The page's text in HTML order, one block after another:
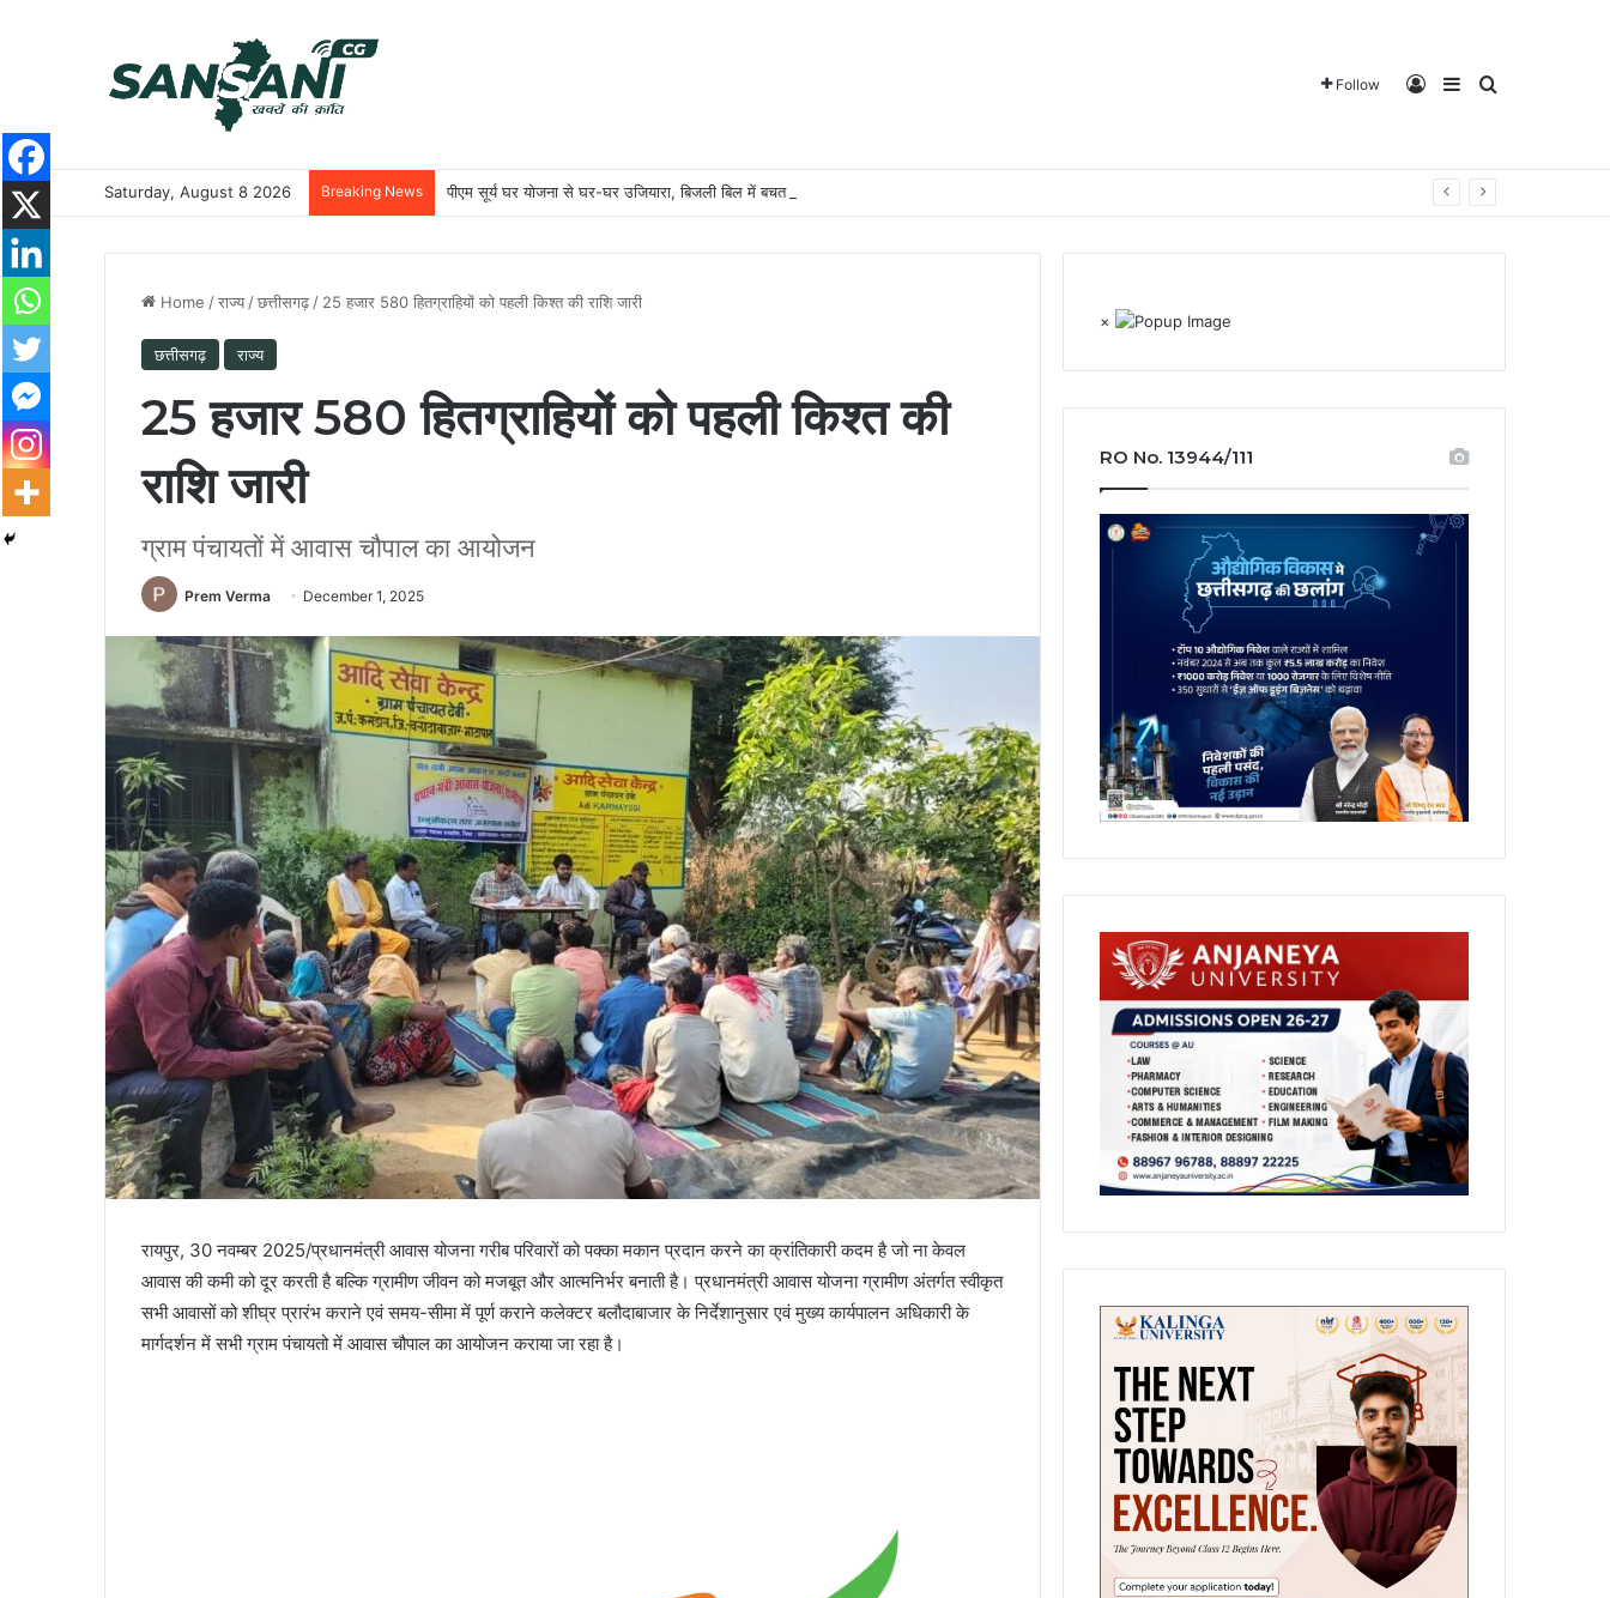
Follow Log InSidebarSearch for
Saturday, August 8 2026 Breaking News पीएम सूर्य घर योजना से घर-घर उजियारा, बिजली बिल में बचत से परिवारों को मिल रहा आर्थिक संबल
Home /राज्य /छत्तीसगढ़ / 25 हजार 580 हितग्राहियों को पहली किश्त की राशि जारी
छत्तीसगढ़ राज्य
25 हजार 580 हितग्राहियों को पहली किश्त की
राशि जारी
ग्राम पंचायतों में आवास चौपाल का आयोजन
Prem Verma December 1, 2025
रायपुर, 30 नवम्बर 2025/प्रधानमंत्री आवास योजना गरीब परिवारों को पक्का मकान प्रदान करने का क्रांतिकारी कदम है जो ना केवल
आवास की कमी को दूर करती है बल्कि ग्रामीण जीवन को मजबूत और आत्मनिर्भर बनाती है। प्रधानमंत्री आवास योजना ग्रामीण अंतर्गत स्वीकृत
सभी आवासों को शीघ्र प्रारंभ कराने एवं समय-सीमा में पूर्ण कराने कलेक्टर बलौदाबाजार के निर्देशानुसार एवं मुख्य कार्यपालन अधिकारी के
मार्गदर्शन में सभी ग्राम पंचायतो में आवास चौपाल का आयोजन कराया जा रहा है।
×
RO No. 13944/111